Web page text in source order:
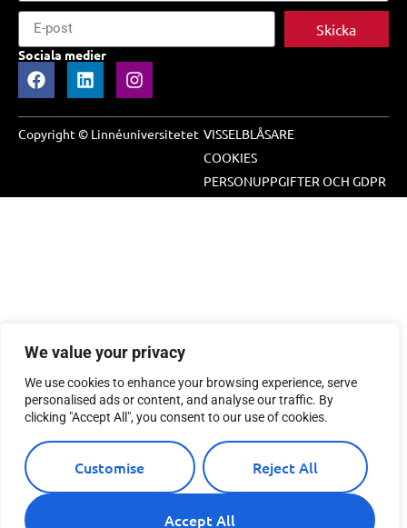
We value your privacy
We use cookies to enhance your browsing experience, serve
personalised ads or content, and analyse our traffic. By
clicking "Accept All", you consent to our use of cookies.
Customise Reject All
Accept All
Skicka
Sociala medier
Copyright © Linnéuniversitetet VISSELBLÅSARE
COOKIES
PERSONUPPGIFTER OCH GDPR